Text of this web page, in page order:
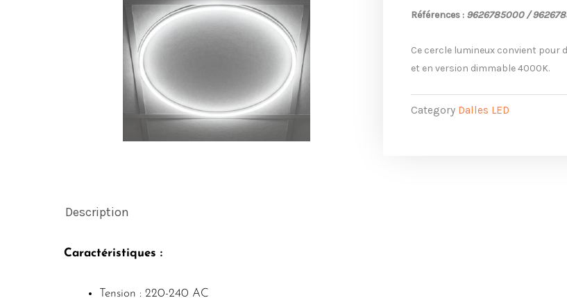
Références : 9626785000 /
Ce cercle lumineux convient pour
et en version dimmable 4000K.
Category Dalles LED
Description
Caractéristiques :
Tension : 220-240 AC